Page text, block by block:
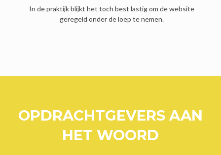
In de praktijk blijkt het toch best lastig om de website
geregeld onder de loep te nemen.
OPDRACHTGEVERS AAN
HET WOORD